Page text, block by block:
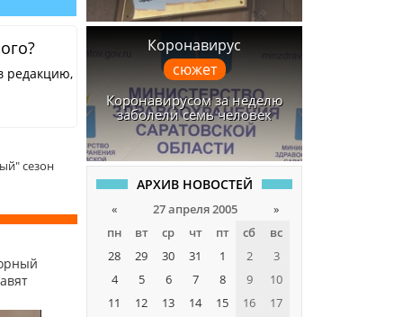
редакцию,
сезон
Коронавирус
сюжет
Коронавирусом за неделю
заболели семь человек
АРХИВ НОВОСТЕЙ
« 27 апреля 2005
»
пн
вт ср чт пт сб
вс
28
29 30 31 1 2
3
4
5 6 7 8 9
10
11
12 13 14 15 16
17